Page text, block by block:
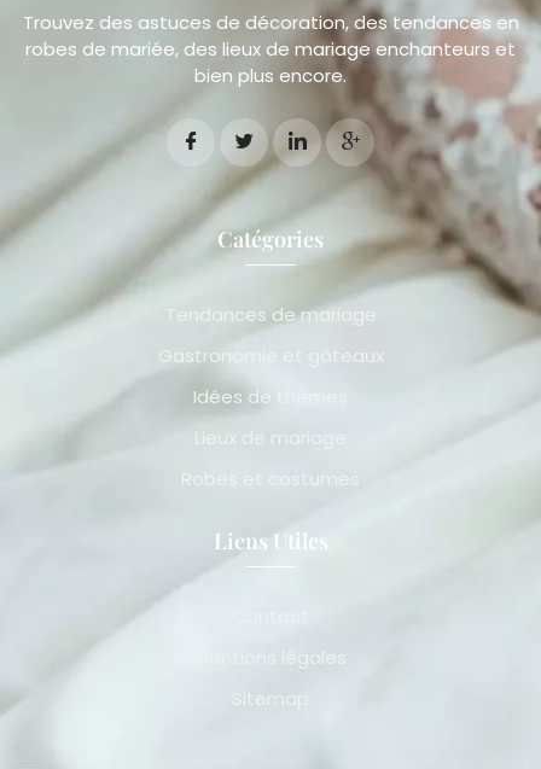
Trouvez des astuces de décoration, des tendances en
robes de mariée, des lieux de mariage enchanteurs et
bien plus encore.
Catégories
Tendances de mariage
Gastronomie et gâteaux
Idées de thèmes
Lieux de mariage
Robes et costumes
Liens Utiles
Mentions légales
Sitemap